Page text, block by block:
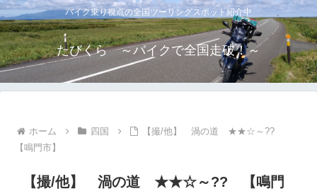
バイク乗り視点の全国ツーリングスポット紹介中
たびくら ～バイクで全国走破！～
ホーム 四国
【撮/他】 渦の道 ★★☆～??
【鳴門市】
【撮/他】 渦の道 ★★☆～?? 【鳴門